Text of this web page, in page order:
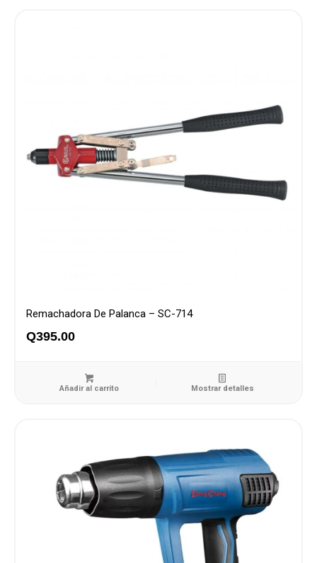
Remachadora De Palanca – SC-714
Q395.00
Añadir al carrito Mostrar detalles